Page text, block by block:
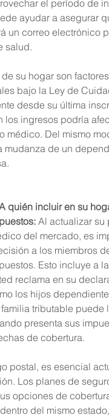
el período de
ayudar a asegurar
un correo electrónico
su hogar son
bajo la Ley de
desde su última
los ingresos podría
médico. Del mismo
mudanza de un
quién incluir en su
Al actualizar su
del mercado, es
a los miembros
Esto incluye a
reclama en su
los hijos
tributable puede
presenta sus
de cobertura.
postal, es esencial
Los planes de
opciones de
del mismo